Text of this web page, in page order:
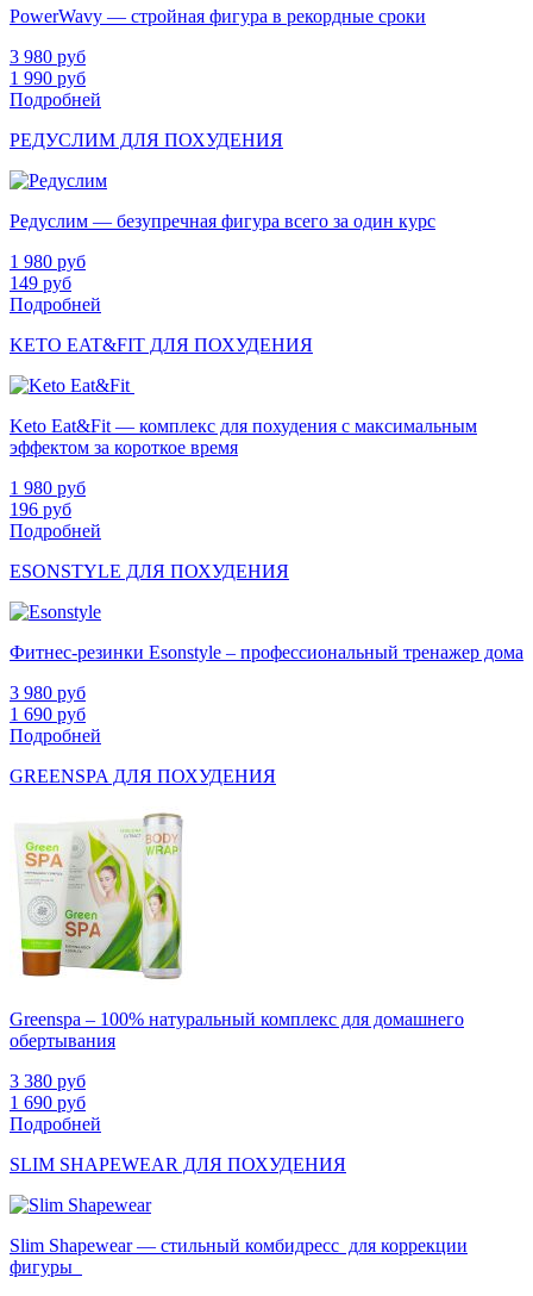
PowerWavy — стройная фигура в рекордные сроки
3 980 руб
1 990 руб
Подробней
РЕДУСЛИМ ДЛЯ ПОХУДЕНИЯ
Редуслим — безупречная фигура всего за один курс
1 980 руб
149 руб
Подробней
KETO EAT&FIT ДЛЯ ПОХУДЕНИЯ
Keto Eat&Fit — комплекс для похудения с максимальным
эффектом за короткое время
1 980 руб
196 руб
Подробней
ESONSTYLE ДЛЯ ПОХУДЕНИЯ
Фитнес-резинки Esonstyle – профессиональный тренажер дома
3 980 руб
1 690 руб
Подробней
GREENSPA ДЛЯ ПОХУДЕНИЯ
Greenspa – 100% натуральный комплекс для домашнего
обертывания
3 380 руб
1 690 руб
Подробней
SLIM SHAPEWEAR ДЛЯ ПОХУДЕНИЯ
Slim Shapewear — стильный комбидресс для коррекции
фигуры